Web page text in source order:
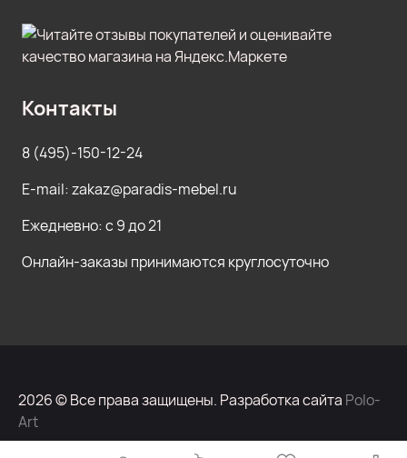
Контакты
8 (495)-150-12-24
E-mail: zakaz@paradis-mebel.ru
Ежедневно: с 9 до 21
Онлайн-заказы принимаются круглосуточно
2026 © Все права защищены. Разработка сайта Polo-
Art